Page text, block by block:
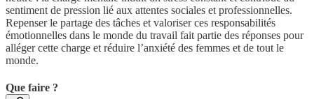
sentiment de pression lié aux attentes sociales et professionnelles.
Repenser le partage des tâches et valoriser ces responsabilités
émotionnelles dans le monde du travail fait partie des réponses pour
alléger cette charge et réduire l’anxiété des femmes et de tout le
monde.
Que faire ?